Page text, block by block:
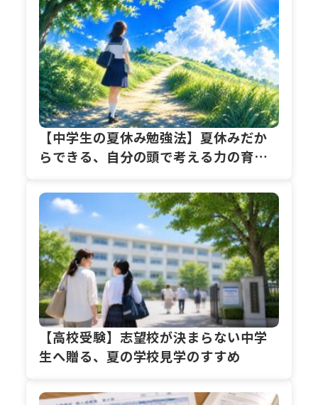
【中学生の夏休み勉強法】夏休みだか
らできる、自分の頭で考える力の育て
【高校受験】志望校が決まらない中学
生へ贈る、夏の学校見学のすすめ